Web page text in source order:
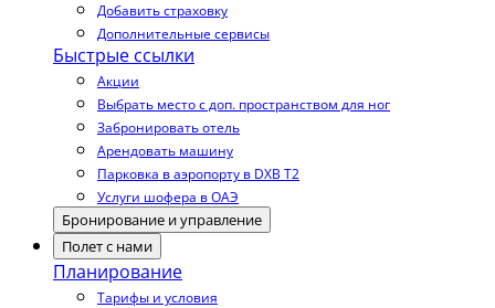
Добавить страховку
Дополнительные сервисы
Быстрые ссылки
Акции
Выбрать место с доп. пространством для ног
Забронировать отель
Арендовать машину
Парковка в аэропорту в DXB T2
Услуги шофера в ОАЭ
Бронирование и управление
Полет с нами
Планирование
Тарифы и условия